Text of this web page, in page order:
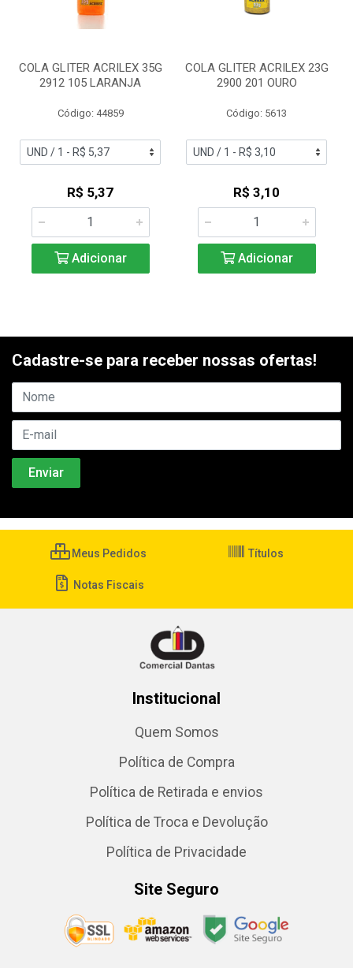
COLA GLITER ACRILEX 35G
2912 105 LARANJA
Código: 44859
R$ 5,37
Adicionar
COLA GLITER ACRILEX 23G
2900 201 OURO
Código: 5613
R$ 3,10
Adicionar
Cadastre-se para receber nossas ofertas!
Meus Pedidos Títulos
Notas Fiscais
Institucional
Quem Somos
Política de Compra
Política de Retirada e envios
Política de Troca e Devolução
Política de Privacidade
Site Seguro